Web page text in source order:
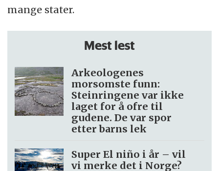
mange stater.
Mest lest
Arkeologenes
morsomste funn:
Steinringene var ikke
laget for å ofre til
gudene. De var spor
etter barns lek
Super El niño i år – vil
vi merke det i Norge?